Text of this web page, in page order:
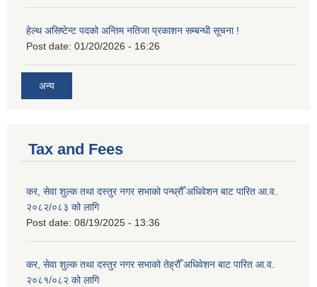
हेल्थ असिष्टेन्ट पदको अन्तिम नतिजा प्रकाशन सम्बन्धी सूचना !
Post date: 01/20/2026 - 16:26
अन्य
Tax and Fees
कर, सेवा शुल्क तथा दस्तुर नगर सभाको पन्ध्रौँ अधिवेशन बाट पारित आ.व.
२०८२/०८३ को लागि
Post date: 08/19/2025 - 13:36
कर, सेवा शुल्क तथा दस्तुर नगर सभाको तेह्रौँ अधिवेशन बाट पारित आ.व.
२०८१/०८२ को लागि